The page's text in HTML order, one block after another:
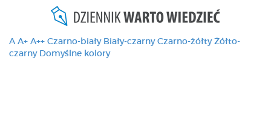
A A+ A++ Czarno-biały Biały-czarny Czarno-żółty Żółto-
czarny Domyślne kolory